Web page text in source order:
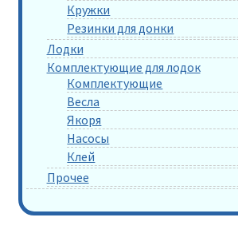
Кружки
Резинки для донки
Лодки
Комплектующие для лодок
Комплектующие
Весла
Якоря
Насосы
Клей
Прочее